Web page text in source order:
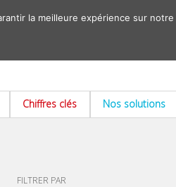
Chiffres clés Nos solutions
FILTRER PAR
la meilleure expérience sur